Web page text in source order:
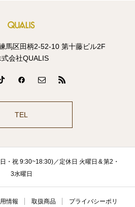
馬区田柄2-52-10 第十藤ビル2F
式会社QUALIS
TEL
・祝 9:30~18:30)／定休日 火曜日 & 第2・
3水曜日
情報 取扱商品 プライバシーポリ